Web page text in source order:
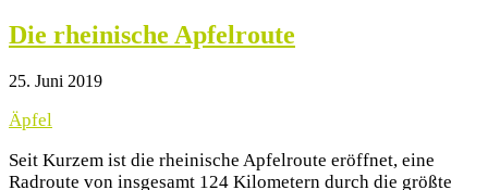
Die rheinische Apfelroute
25. Juni 2019
Äpfel
Seit Kurzem ist die rheinische Apfelroute eröffnet, eine
Radroute von insgesamt 124 Kilometern durch die größte